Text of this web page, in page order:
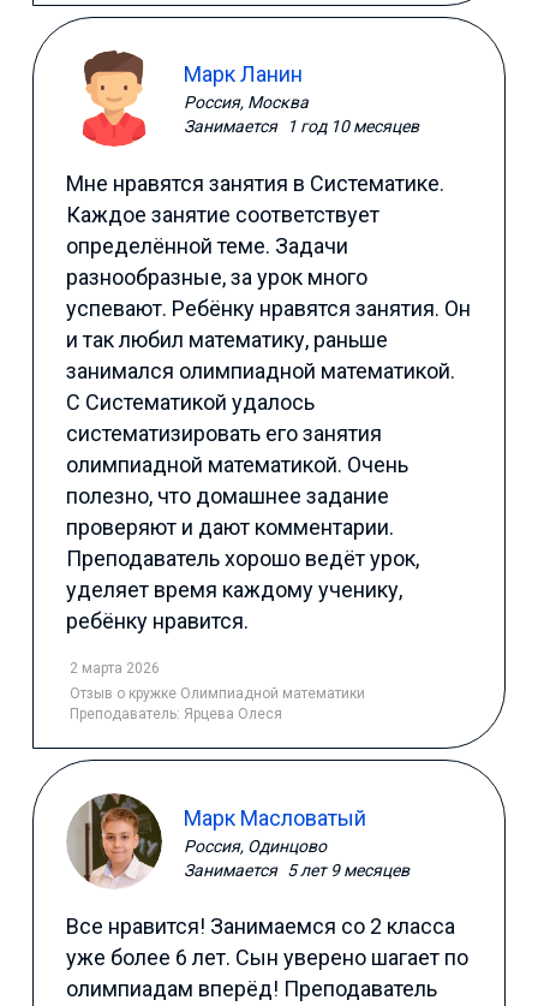
Марк Ланин
Россия, Москва
Занимается
1 год 10 месяцев
Мне нравятся занятия в Систематике.
Каждое занятие соответствует
определённой теме. Задачи
разнообразные, за урок много
успевают. Ребёнку нравятся занятия. Он
и так любил математику, раньше
занимался олимпиадной математикой.
С Систематикой удалось
систематизировать его занятия
олимпиадной математикой. Очень
полезно, что домашнее задание
проверяют и дают комментарии.
Преподаватель хорошо ведёт урок,
уделяет время каждому ученику,
ребёнку нравится.
2 марта 2026
Отзыв о кружке Олимпиадной математики
Преподаватель: Ярцева Олеся
Марк Масловатый
Россия, Одинцово
Занимается 5 лет 9 месяцев
Все нравится! Занимаемся со 2 класса
уже более 6 лет. Сын уверено шагает по
олимпиадам вперёд! Преподаватель